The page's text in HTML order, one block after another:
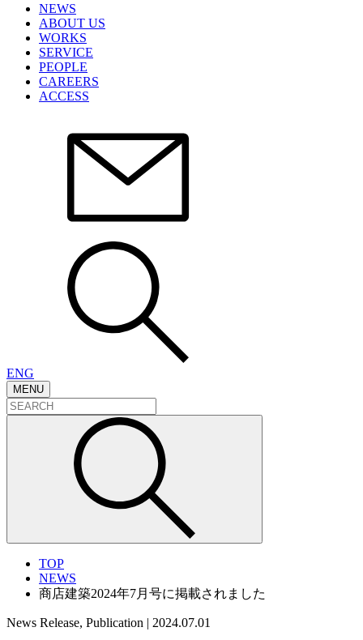
NEWS
ABOUT US
WORKS
SERVICE
PEOPLE
CAREERS
ACCESS
ENG
MENU
TOP
NEWS
商店建築2024年7月号に掲載されました
News Release, Publication | 2024.07.01